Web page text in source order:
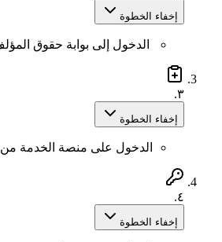
إخفاء الخطوة
الدخول إلى بوابة حقوق
٣.
إخفاء الخطوة
الدخول على منصة الخدمة من
٤.
إخفاء الخطوة